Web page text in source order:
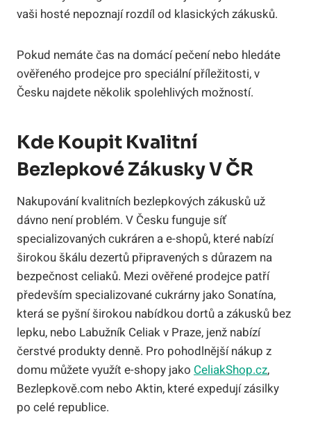
vaši hosté nepoznají rozdíl od klasických zákusků.
Pokud nemáte čas na domácí pečení nebo hledáte
ověřeného prodejce pro speciální příležitosti, v
Česku najdete několik spolehlivých možností.
Kde Koupit Kvalitní
Bezlepkové Zákusky V ČR
Nakupování kvalitních bezlepkových zákusků už
dávno není problém. V Česku funguje síť
specializovaných cukráren a e-shopů, které nabízí
širokou škálu dezertů připravených s důrazem na
bezpečnost celiaků. Mezi ověřené prodejce patří
především specializované cukrárny jako Sonatína,
která se pyšní širokou nabídkou dortů a zákusků bez
lepku, nebo Labužník Celiak v Praze, jenž nabízí
čerstvé produkty denně. Pro pohodlnější nákup z
domu můžete využít e-shopy jako CeliakShop.cz,
Bezlepkově.com nebo Aktin, které expedují zásilky
po celé republice.